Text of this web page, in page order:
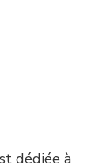
dédiée à